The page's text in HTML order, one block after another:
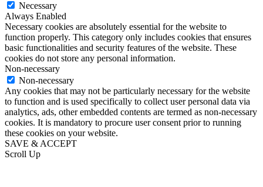
Necessary
Always Enabled
Necessary cookies are absolutely essential for the website to
function properly. This category only includes cookies that ensures
basic functionalities and security features of the website. These
cookies do not store any personal information.
Non-necessary
Non-necessary
Any cookies that may not be particularly necessary for the website
to function and is used specifically to collect user personal data via
analytics, ads, other embedded contents are termed as non-necessary
cookies. It is mandatory to procure user consent prior to running
these cookies on your website.
SAVE & ACCEPT
Scroll Up